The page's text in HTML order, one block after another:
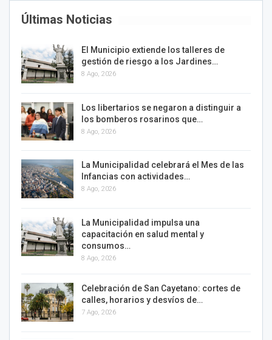
Últimas Noticias
El Municipio extiende los talleres de
gestión de riesgo a los Jardines…
8 Ago, 2026
Los libertarios se negaron a distinguir a
los bomberos rosarinos que…
8 Ago, 2026
La Municipalidad celebrará el Mes de las
Infancias con actividades…
8 Ago, 2026
La Municipalidad impulsa una
capacitación en salud mental y
consumos…
8 Ago, 2026
Celebración de San Cayetano: cortes de
calles, horarios y desvíos de…
7 Ago, 2026